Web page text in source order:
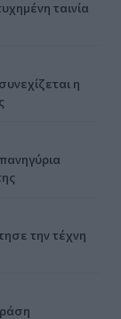
ταινία
η
την τέχνη